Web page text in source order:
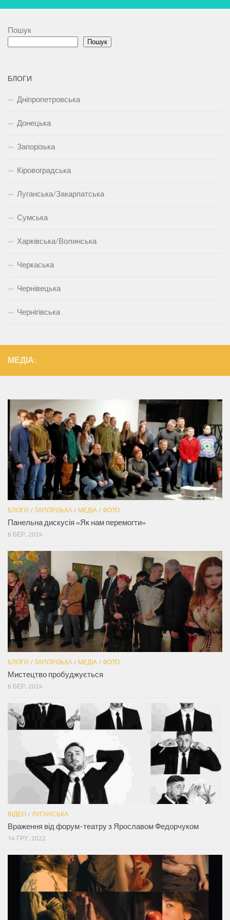
Пошук
Пошук
БЛОГИ
Дніпропетровська
Донецька
Запорізька
Кіровоградська
Луганська/Закарпатська
Сумська
Харківська/Волинська
Черкаська
Чернівецька
Чернігівська
МЕДІА:
БЛОГИ / ЗАПОРІЗЬКА / МЕДІА / ФОТО
Панельна дискусія «Як нам перемогти»
6 БЕР, 2024
БЛОГИ / ЗАПОРІЗЬКА / МЕДІА / ФОТО
Мистецтво пробуджується
6 БЕР, 2024
ВІДЕО / ЛУГАНСЬКА
Враження від форум-театру з Ярославом Федорчуком
14 ГРУ, 2022